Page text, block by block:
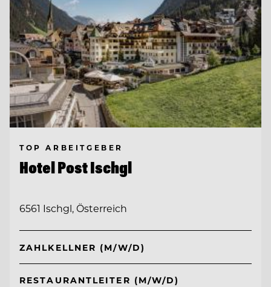
TOP ARBEITGEBER
Hotel Post Ischgl
6561 Ischgl, Österreich
ZAHLKELLNER (M/W/D)
RESTAURANTLEITER (M/W/D)